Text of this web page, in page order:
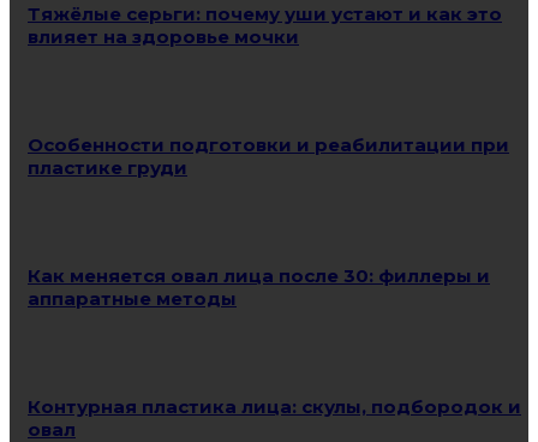
Тяжёлые серьги: почему уши устают и как это
влияет на здоровье мочки
Особенности подготовки и реабилитации при
пластике груди
Как меняется овал лица после 30: филлеры и
аппаратные методы
Контурная пластика лица: скулы, подбородок и
овал